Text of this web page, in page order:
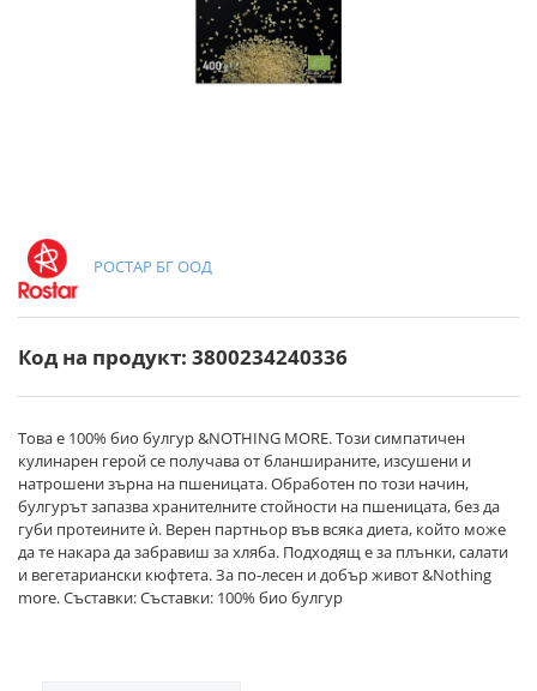
РОСТАР БГ ООД
Код на продукт: 3800234240336
Това е 100% био булгур &NOTHING MORE. Този симпатичен
кулинарен герой се получава от бланшираните, изсушени и
натрошени зърна на пшеницата. Обработен по този начин,
булгурът запазва хранителните стойности на пшеницата, без да
губи протеините ѝ. Верен партньор във всяка диета, който може
да те накара да забравиш за хляба. Подходящ е за плънки, салати
и вегетариански кюфтета. За по-лесен и добър живот &Nothing
more. Съставки: Съставки: 100% био булгур